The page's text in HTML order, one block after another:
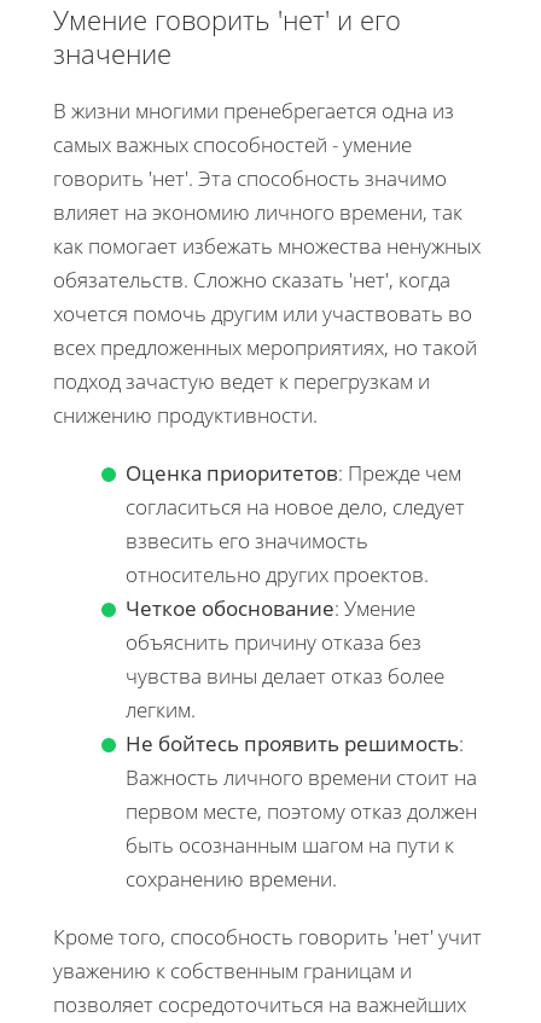
Умение говорить 'нет' и его
значение
В жизни многими пренебрегается одна из
самых важных способностей - умение
говорить 'нет'. Эта способность значимо
влияет на экономию личного времени, так
как помогает избежать множества ненужных
обязательств. Сложно сказать 'нет', когда
хочется помочь другим или участвовать во
всех предложенных мероприятиях, но такой
подход зачастую ведет к перегрузкам и
снижению продуктивности.
Оценка приоритетов: Прежде чем
согласиться на новое дело, следует
взвесить его значимость
относительно других проектов.
Четкое обоснование: Умение
объяснить причину отказа без
чувства вины делает отказ более
легким.
Не бойтесь проявить решимость:
Важность личного времени стоит на
первом месте, поэтому отказ должен
быть осознанным шагом на пути к
сохранению времени.
Кроме того, способность говорить 'нет' учит
уважению к собственным границам и
позволяет сосредоточиться на важнейших